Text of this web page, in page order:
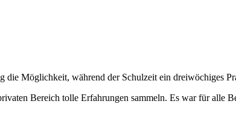
Möglichkeit, während der Schulzeit ein dreiwöchiges
Bereich tolle Erfahrungen sammeln. Es war für alle